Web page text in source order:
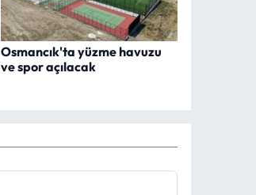
Osmancık'ta yüzme havuzu
ve spor açılacak